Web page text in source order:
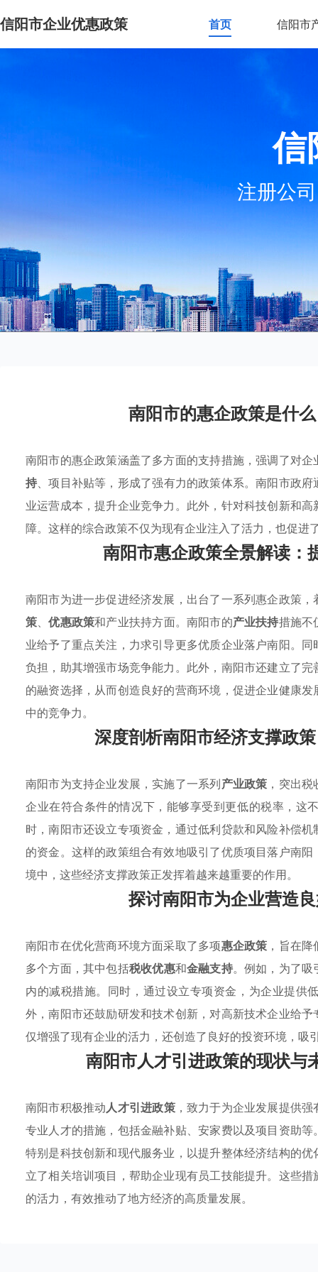
信阳市企业优惠政策 首页 信阳市
信
注册公
南阳市的惠企政策是什
南阳市的惠企政策涵盖了多方面的支持措施，强调了对
持、项目补贴等，形成了强有力的政策体系。南阳市政
业运营成本，提升企业竞争力。此外，针对科技创新和
障。这样的综合政策不仅为现有企业注入了活力，也促进
南阳市惠企政策全景解读：
南阳市为进一步促进经济发展，出台了一系列惠企政策
策、优惠政策和产业扶持方面。南阳市的产业扶持措施不
业给予了重点关注，力求引导更多优质企业落户南阳。
负担，助其增强市场竞争能力。此外，南阳市还建立了
的融资选择，从而创造良好的营商环境，促进企业健康
中的竞争力。
深度剖析南阳市经济支撑政
南阳市为支持企业发展，实施了一系列产业政策 ，突出
企业在符合条件的情况下，能够享受到更低的税率，这
时，南阳市还设立专项资金，通过低利贷款和风险补偿
的资金。这样的政策组合有效地吸引了优质项目落户南
境中，这些经济支撑政策正发挥着越来越重要的作用。
探讨南阳市为企业营造
南阳市在优化营商环境方面采取了多项惠企政策 ，旨在
多个方面，其中包括税收优惠和金融支持。例如，为了吸
内的减税措施。同时，通过设立专项资金，为企业提供
外，南阳市还鼓励研发和技术创新，对高新技术企业给
仅增强了现有企业的活力，还创造了良好的投资环境，
南阳市人才引进政策的现状与
南阳市积极推动人才引进政策，致力于为企业发展提供
专业人才的措施，包括金融补贴、安家费以及项目资助
特别是科技创新和现代服务业，以提升整体经济结构的
立了相关培训项目，帮助企业现有员工技能提升。这些
的活力，有效推动了地方经济的高质量发展。